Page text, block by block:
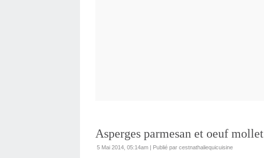
Asperges parmesan et oeuf mollet
5 Mai 2014, 05:14am | Publié par cestnathaliequicuisine